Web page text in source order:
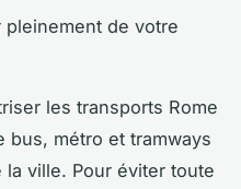
de votre
les transports Rome
bus, métro et tramways
ville. Pour éviter toute